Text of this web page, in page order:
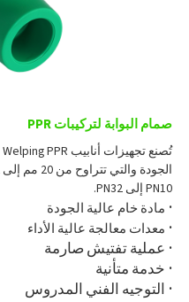
صمام البوابة لتركيبات PPR
PN10 إلى PN32.
· مادة خام عالية الجودة
· معدات معالجة عالية الأداء
· عملية تفتيش صارمة
· خدمة متأنية
· التوجيه الفني المدروس